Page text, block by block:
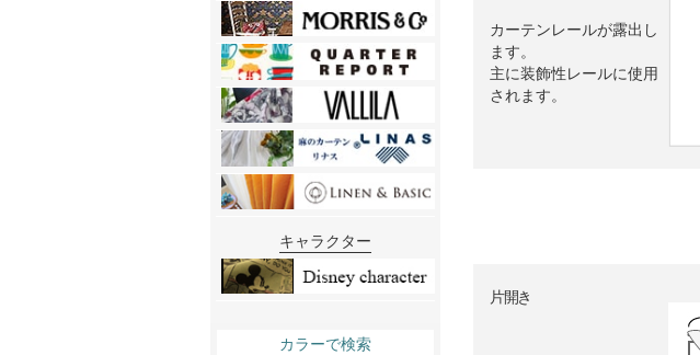
カーテンレールが露出し
ます。
主に装飾性レールに使用
されます。
片開き
キャラクター
カラーで検索